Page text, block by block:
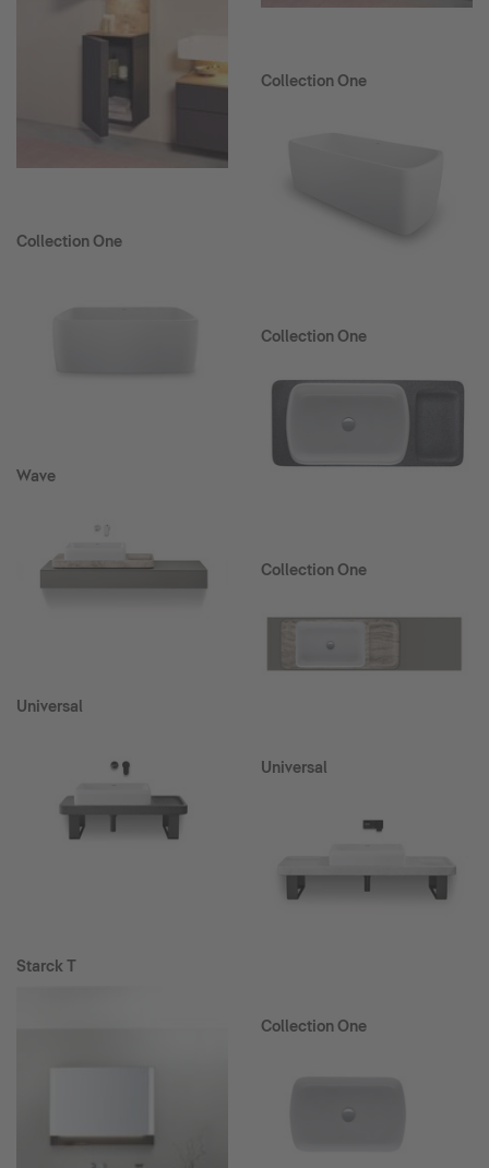
Collection One
Wave
Universal
Starck T
Collection One
Collection One
Collection One
Universal
Collection One